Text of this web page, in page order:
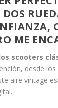
ME
scooters
desde
aire vintage